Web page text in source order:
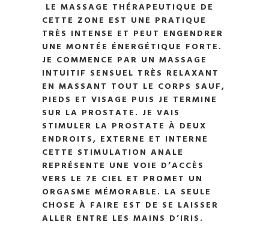
LE MASSAGE THÉRAPEUTIQUE DE
CETTE ZONE EST UNE PRATIQUE
TRÈS INTENSE ET PEUT ENGENDRER
UNE MONTÉE ÉNERGÉTIQUE FORTE.
JE COMMENCE PAR UN MASSAGE
INTUITIF SENSUEL TRÈS RELAXANT
EN MASSANT TOUT LE CORPS SAUF,
PIEDS ET VISAGE PUIS JE TERMINE
SUR LA PROSTATE. JE VAIS
STIMULER LA PROSTATE À DEUX
ENDROITS, EXTERNE ET INTERNE
CETTE STIMULATION ANALE
REPRÉSENTE UNE VOIE D’ACCÈS
VERS LE 7E CIEL ET PROMET UN
ORGASME MÉMORABLE. LA SEULE
CHOSE À FAIRE EST DE SE LAISSER
ALLER ENTRE LES MAINS D’IRIS.